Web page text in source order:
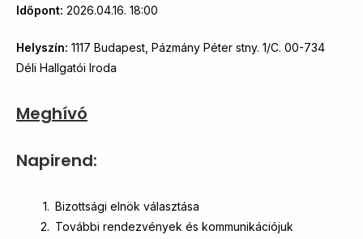
Időpont: 2026.04.16. 18:00
Helyszín: 1117 Budapest, Pázmány Péter stny. 1/C. 00-734
Déli Hallgatói Iroda
Meghívó
Napirend:
Bizottsági elnök választása
További rendezvények és kommunikációjuk